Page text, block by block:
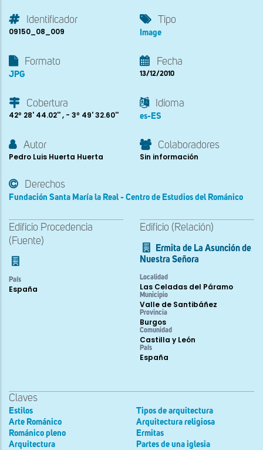
Identificador
09150_08_009
Tipo
Image
Formato
JPG
Fecha
13/12/2010
Cobertura
42º 28' 44.02'' , - 3º 49' 32.60''
Idioma
es-ES
Autor
Pedro Luis Huerta Huerta
Colaboradores
Sin información
Derechos
Fundación Santa María la Real - Centro de Estudios del Románico
Edificio Procedencia
(Fuente)
País
España
Edificio (Relación)
Ermita de La Asunción de
Nuestra Señora
Localidad
Las Celadas del Páramo
Municipio
Valle de Santibáñez
Provincia
Burgos
Comunidad
Castilla y León
País
España
Claves
Estilos
Arte Románico
Románico pleno
Arquitectura
Tipos de arquitectura
Arquitectura religiosa
Ermitas
Partes de una iglesia